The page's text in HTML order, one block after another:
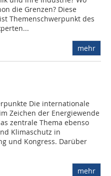
die Grenzen? Diese
Themenschwerpunkt des
mehr
Die internationale
Zeichen der Energiewende
zentrale Thema ebenso
Klimaschutz in
und Kongress. Darüber
mehr